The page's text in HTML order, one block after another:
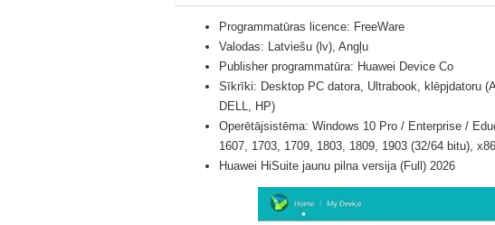
Programmatūras licence: FreeWare
Valodas: Latviešu (lv), Angļu
Publisher programmatūra: Huawei Device Co
Sīkrīki: Desktop PC datora, Ultrabook, klēpjdatoru
DELL, HP)
Operētājsistēma: Windows 10 Pro / Enterprise /
1607, 1703, 1709, 1803, 1809, 1903 (32/64 bitu), x86
Huawei HiSuite jaunu pilna versija (Full) 2026